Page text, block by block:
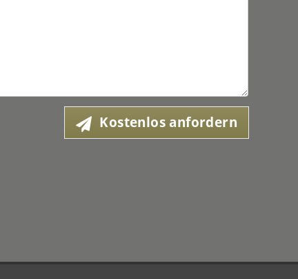
Kostenlos anfordern